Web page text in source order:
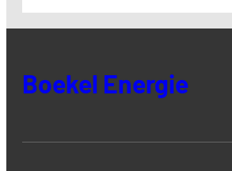
Boekel Energie